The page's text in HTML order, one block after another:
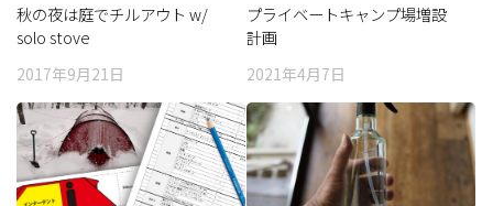
秋の夜は庭でチルアウト w/
solo stove
2017年9月21日
プライベートキャンプ場増設
計画
2021年4月7日